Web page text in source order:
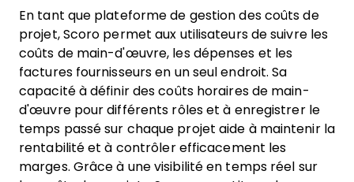
En tant que plateforme de gestion des coûts de
projet, Scoro permet aux utilisateurs de suivre les
coûts de main-d'œuvre, les dépenses et les
factures fournisseurs en un seul endroit. Sa
capacité à définir des coûts horaires de main-
d'œuvre pour différents rôles et à enregistrer le
temps passé sur chaque projet aide à maintenir la
rentabilité et à contrôler efficacement les
marges. Grâce à une visibilité en temps réel sur